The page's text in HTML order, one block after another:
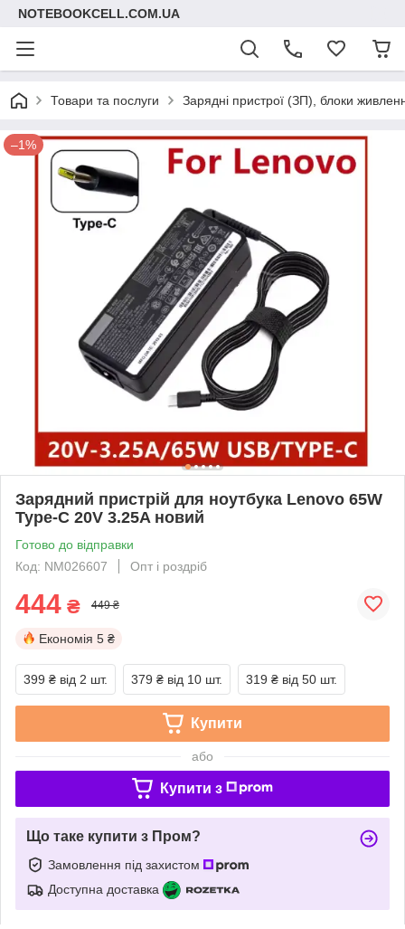
NOTEBOOKCELL.COM.UA
Товари та послуги Зарядні пристрої (ЗП), блоки
–1%
Зарядний пристрій для ноутбука Lenovo 65W
Type-C 20V 3.25A новий
Готово до відправки
Код: NM026607
Опт і роздріб
444 ₴ 449 ₴
Економія 5 ₴
399 ₴ від 2 шт. 379 ₴ від 10 шт. 319 ₴ від 50 шт.
Купити
або
Купити з
Що таке купити з Пром?
Замовлення під захистом
Доступна доставка